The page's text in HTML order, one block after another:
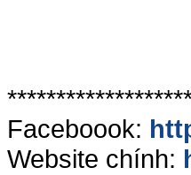
Faceboook:
Website chính: